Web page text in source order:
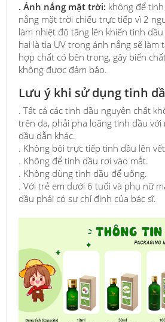
. Ánh nắng mặt trời: không để
nắng mặt trời chiếu trực tiếp vì 2
làm nhiệt độ tăng lên khiến tinh
hai là tia UV trong ánh nắng sẽ làm
hợp chất có bên trong, gây biến
không được đảm bảo.
Lưu ý khi sử dụng tinh
. Tất cả các tinh dầu nguyên chất
trên da, phải pha loãng tinh dầu với
dầu dẫn khác.
. Không bôi trực tiếp tinh dầu lên
. Không để tinh dầu rơi vào mắt.
. Không dùng tinh dầu để uống.
. Với trẻ em dưới 6 tuổi và phụ nữ
dầu phải có sự chỉ định của bác sĩ.